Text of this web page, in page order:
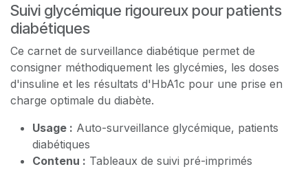
Suivi glycémique rigoureux pour patients
diabétiques
Ce carnet de surveillance diabétique permet de
consigner méthodiquement les glycémies, les doses
d'insuline et les résultats d'HbA1c pour une prise en
charge optimale du diabète.
Usage : Auto-surveillance glycémique, patients
diabétiques
Contenu : Tableaux de suivi pré-imprimés